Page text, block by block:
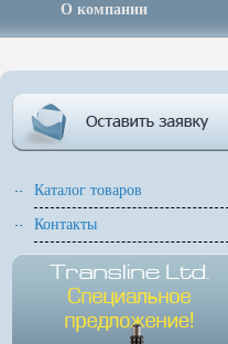
О компании
Каталог товаров
Контакты